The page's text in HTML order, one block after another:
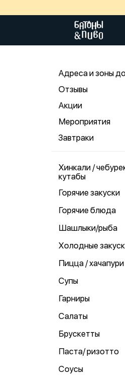
Адреса и зоны
Отзывы
Акции
Мероприятия
Завтраки
Хинкали /
кутабы
Горячие закуски
Горячие блюда
Шашлыки/рыба
Холодные
Пицца / хачапури
Супы
Гарниры
Салаты
Брускетты
Паста/ ризотто
Соусы